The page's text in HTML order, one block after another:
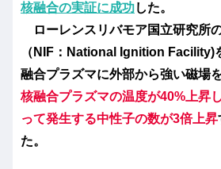
核融合の実証に成功した。
ローレンスリバモア国立研究所
（NIF：National Ignition Facility)
融合プラズマに外部から強い磁場
核融合プラズマの温度が40%上昇
って発生する中性子の数が3倍上昇
た。